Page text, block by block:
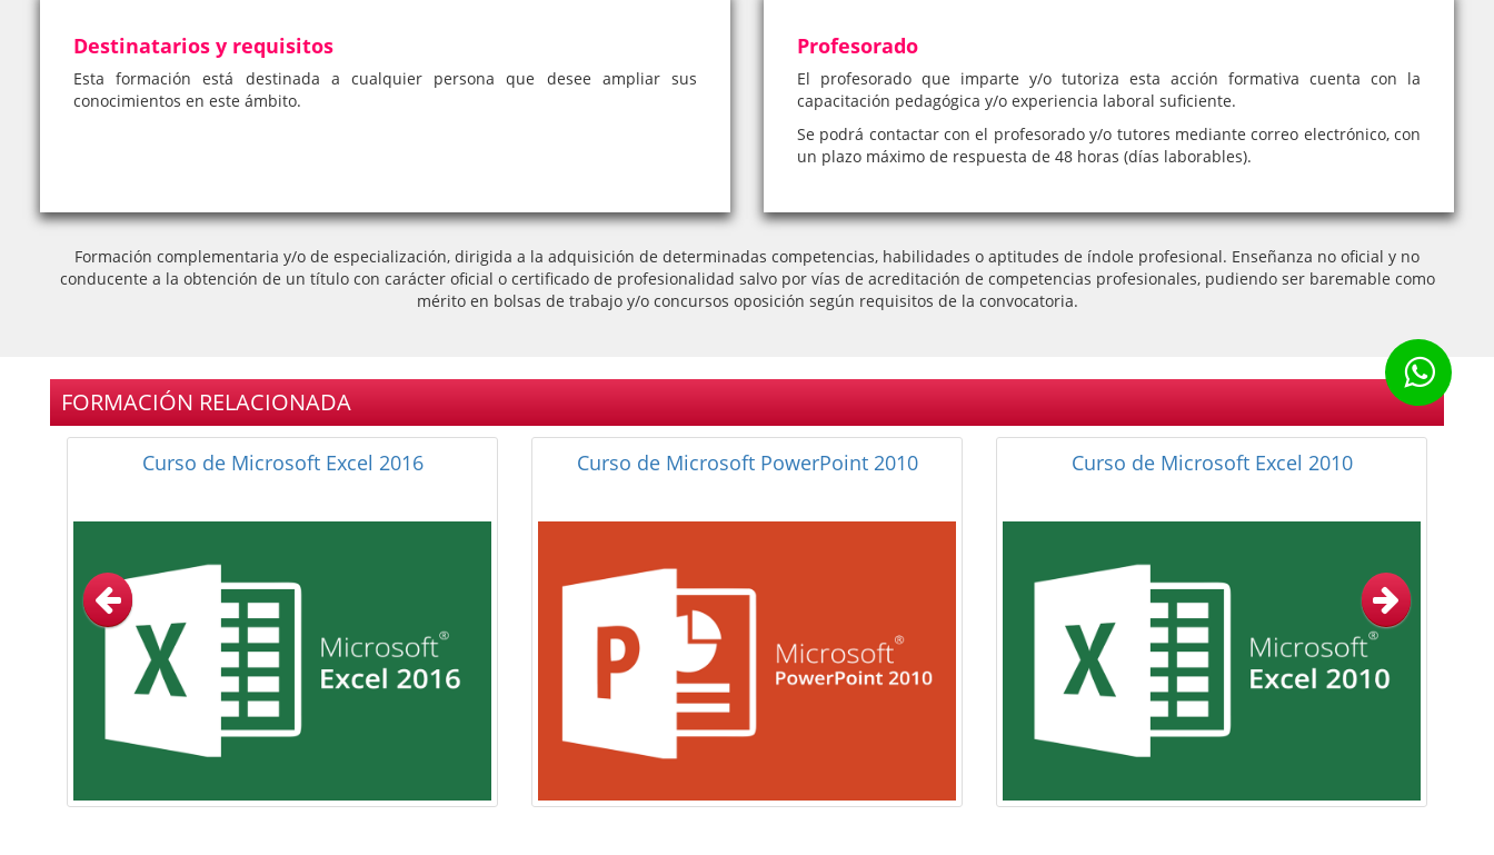
Destinatarios y requisitos
Esta formación está destinada a cualquier persona que desee ampliar sus
conocimientos en este ámbito.
Profesorado
El profesorado que imparte y/o tutoriza esta acción formativa cuenta con la
capacitación pedagógica y/o experiencia laboral suficiente.
Se podrá contactar con el profesorado y/o tutores mediante correo electrónico, con
un plazo máximo de respuesta de 48 horas (días laborables).
Formación complementaria y/o de especialización, dirigida a la adquisición de determinadas competencias, habilidades o aptitudes de índole profesional. Enseñanza no oficial y no
conducente a la obtención de un título con carácter oficial o certificado de profesionalidad salvo por vías de acreditación de competencias profesionales, pudiendo ser baremable como
mérito en bolsas de trabajo y/o concursos oposición según requisitos de la convocatoria.
FORMACIÓN RELACIONADA
Curso de Microsoft Access 2010 Curso de Microsoft Access 2010 Experto Curso de Microsoft Word 2010